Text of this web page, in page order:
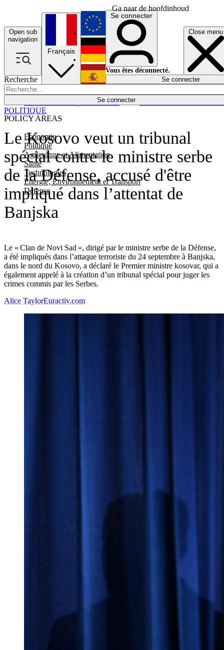
Ga naar de hoofdinhoud
Open sub
navigation
Close menu
Recherche
Se connecter
POLICY AREAS
Economie
Politique
Agriculture et Alimentation
Santé
Technologies
Energie, Environnement et Transport
Défense
Économie
Français
English
Deutsch
Español
Se connecter
Vous êtes déconnecté.
Se connecter
Le Kosovo veut un tribunal
spécial contre le ministre serbe
de la Défense, accusé d'être
impliqué dans l’attentat de
Banjska
Le « Clan de Novi Sad », dirigé par le ministre serbe de la Défense,
a été impliqués dans l’attaque terroriste du 24 septembre à Banjska,
dans le nord du Kosovo, a déclaré le Premier ministre kosovar, qui a
également appelé à la création d’un tribunal spécial pour juger les
crimes commis par les Serbes.
POLITIQUE
Alice TaylorEuractiv.com